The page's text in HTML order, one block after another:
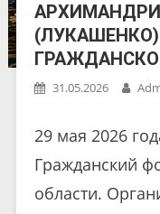
31.05.2026
29 мая 2026
Гражданский
области.